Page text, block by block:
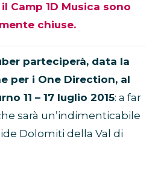
Camp 1D Musica sono
chiuse.
parteciperà, data la
per i One Direction, al
11 – 17 luglio 2015: a far
sarà un’indimenticabile
Dolomiti della Val di